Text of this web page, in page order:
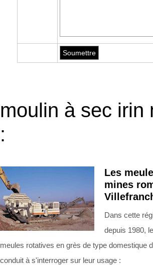
moulin à sec irin
:
Les
mines
Dans cette
depuis 1980,
meules rotatives en grès de type domestique
conduit à s'interroger sur leur usage :